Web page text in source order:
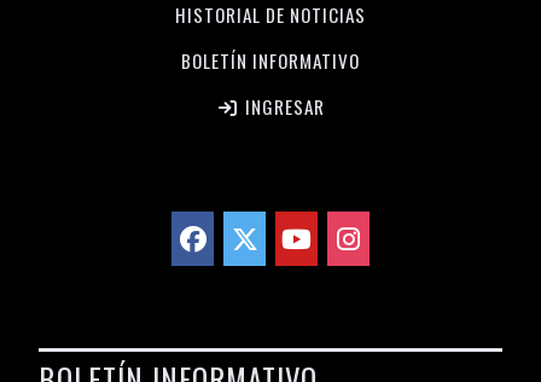
HISTORIAL DE NOTICIAS
BOLETÍN INFORMATIVO
INGRESAR